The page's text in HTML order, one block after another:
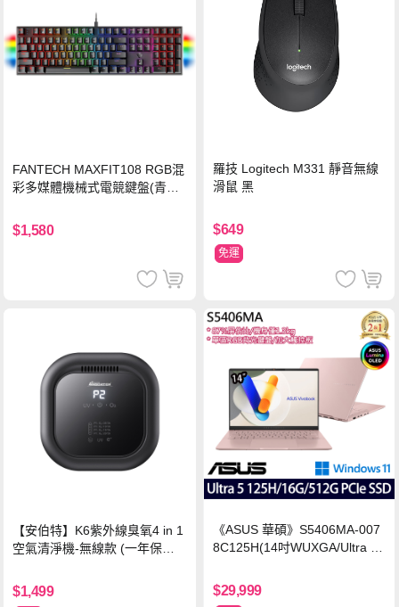
FANTECH MAXFIT108 RGB混
彩多媒體機械式電競鍵盤(青軸)
$1,580
羅技 Logitech M331 靜音無線
滑鼠 黑
$649
免運
【安伯特】K6紫外線臭氧4 in 1
空氣清淨機-無線款 (一年保固)
離子淨化
$1,499
《ASUS 華碩》S5406MA-007
8C125H(14吋WUXGA/Ultra 5
n11/二年保)
$29,999